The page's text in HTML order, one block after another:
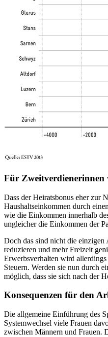
Für Zweitverdienerinnen
Dass der Heiratsbonus eher zur
Haushaltseinkommen durch
wie die Einkommen innerhalb
ungleicher die Einkommen der
Doch das sind nicht die einzigen
reduzieren und mehr Freizeit
Erwerbsverhalten wird
Steuern. Werden sie nun durch
möglich, dass sie sich nach der
Konsequenzen für den
Die allgemeine Einführung des
Systemwechsel viele Frauen
zwischen Männern und Frauen.